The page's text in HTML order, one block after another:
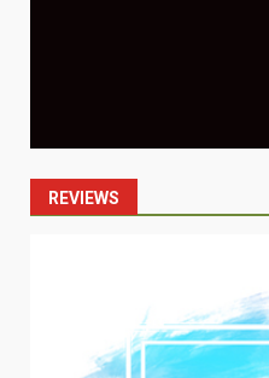
REVIEWS